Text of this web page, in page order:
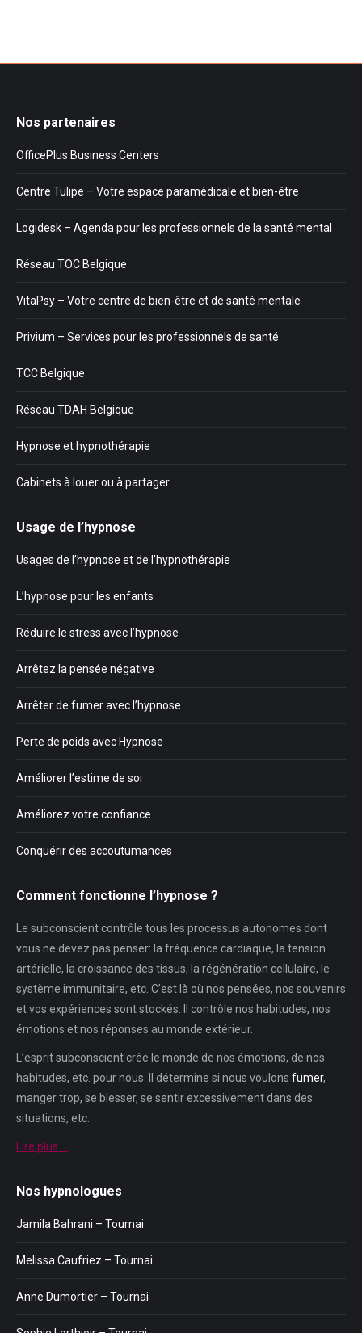
Nos partenaires
OfficePlus Business Centers
Centre Tulipe – Votre espace paramédicale et bien-être
Logidesk – Agenda pour les professionnels de la santé mental
Réseau TOC Belgique
VitaPsy – Votre centre de bien-être et de santé mentale
Privium – Services pour les professionnels de santé
TCC Belgique
Réseau TDAH Belgique
Hypnose et hypnothérapie
Cabinets à louer ou à partager
Usage de l’hypnose
Usages de l’hypnose et de l’hypnothérapie
L’hypnose pour les enfants
Réduire le stress avec l’hypnose
Arrêtez la pensée négative
Arrêter de fumer avec l’hypnose
Perte de poids avec Hypnose
Améliorer l’estime de soi
Améliorez votre confiance
Conquérir des accoutumances
Comment fonctionne l’hypnose ?
Le subconscient contrôle tous les processus autonomes dont
vous ne devez pas penser: la fréquence cardiaque, la tension
artérielle, la croissance des tissus, la régénération cellulaire, le
système immunitaire, etc. C’est là où nos pensées, nos souvenirs
et vos expériences sont stockés. Il contrôle nos habitudes, nos
émotions et nos réponses au monde extérieur.
L’esprit subconscient crée le monde de nos émotions, de nos
habitudes, etc. pour nous. Il détermine si nous voulons fumer,
manger trop, se blesser, se sentir excessivement dans des
situations, etc.
Lire plus …
Nos hypnologues
Jamila Bahrani – Tournai
Melissa Caufriez – Tournai
Anne Dumortier – Tournai